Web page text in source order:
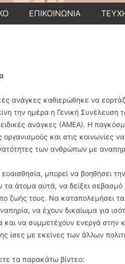
ΕΠΙΚΟΙΝΩΝΙΑ
ανάγκες καθιερώθηκε να
την ημέρα η Γενική Συνέλευση
ανάγκες (ΑΜΕΑ). Η
και στις κοινωνίες
των ανθρώπων με
μπορεί να βοηθήσει
τα άτομα αυτά, να δείξει σεβασμό
ζωής τους. Να καταπολεμήσει τα
να έχουν δικαίωμα για
και να συμμετέχουν ενεργά στην
ίσες με εκείνες των άλλων
τα παρακάτω βίντεο: